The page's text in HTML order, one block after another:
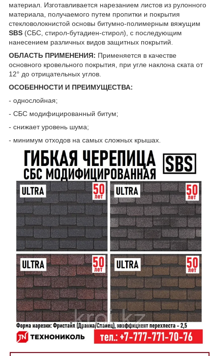
материал. Изготавливается нарезанием листов из рулонного
материала, получаемого путем пропитки и покрытия
стекловолокнистой основы битумно-полимерным вяжущим
SBS (СБС, стирол-бутадиен-стирол), с последующим
нанесением различных видов защитных покрытий.
ОБЛАСТЬ ПРИМЕНЕНИЯ: Применяется в качестве
основного кровельного покрытия, при угле наклона ската от
12° до отрицательных углов.
ОСОБЕННОСТИ И ПРЕИМУЩЕСТВА:
- однослойная;
- СБС модифицированный битум;
- снижает уровень шума;
- минимум отходов на самых сложных крышах.